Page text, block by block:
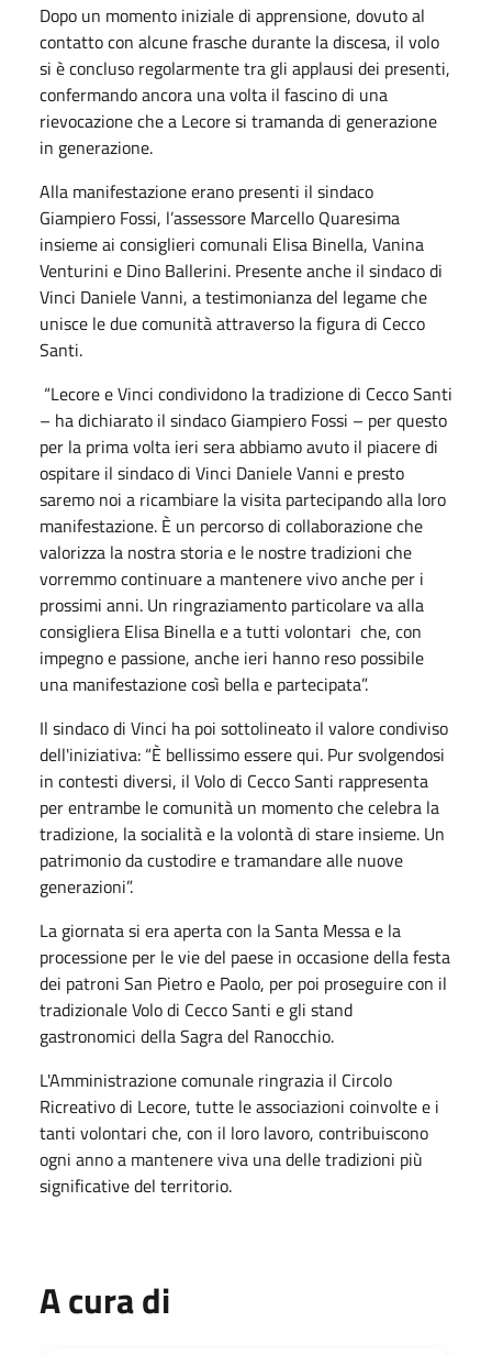
Dopo un momento iniziale di apprensione, dovuto al
contatto con alcune frasche durante la discesa, il volo
si è concluso regolarmente tra gli applausi dei presenti,
confermando ancora una volta il fascino di una
rievocazione che a Lecore si tramanda di generazione
in generazione.
Alla manifestazione erano presenti il sindaco
Giampiero Fossi, l’assessore Marcello Quaresima
insieme ai consiglieri comunali Elisa Binella, Vanina
Venturini e Dino Ballerini. Presente anche il sindaco di
Vinci Daniele Vanni, a testimonianza del legame che
unisce le due comunità attraverso la figura di Cecco
Santi.
“Lecore e Vinci condividono la tradizione di Cecco Santi
– ha dichiarato il sindaco Giampiero Fossi – per questo
per la prima volta ieri sera abbiamo avuto il piacere di
ospitare il sindaco di Vinci Daniele Vanni e presto
saremo noi a ricambiare la visita partecipando alla loro
manifestazione. È un percorso di collaborazione che
valorizza la nostra storia e le nostre tradizioni che
vorremmo continuare a mantenere vivo anche per i
prossimi anni. Un ringraziamento particolare va alla
consigliera Elisa Binella e a tutti volontari che, con
impegno e passione, anche ieri hanno reso possibile
una manifestazione così bella e partecipata”.
Il sindaco di Vinci ha poi sottolineato il valore condiviso
dell'iniziativa: “È bellissimo essere qui. Pur svolgendosi
in contesti diversi, il Volo di Cecco Santi rappresenta
per entrambe le comunità un momento che celebra la
tradizione, la socialità e la volontà di stare insieme. Un
patrimonio da custodire e tramandare alle nuove
generazioni”.
La giornata si era aperta con la Santa Messa e la
processione per le vie del paese in occasione della festa
dei patroni San Pietro e Paolo, per poi proseguire con il
tradizionale Volo di Cecco Santi e gli stand
gastronomici della Sagra del Ranocchio.
L'Amministrazione comunale ringrazia il Circolo
Ricreativo di Lecore, tutte le associazioni coinvolte e i
tanti volontari che, con il loro lavoro, contribuiscono
ogni anno a mantenere viva una delle tradizioni più
significative del territorio.
A cura di